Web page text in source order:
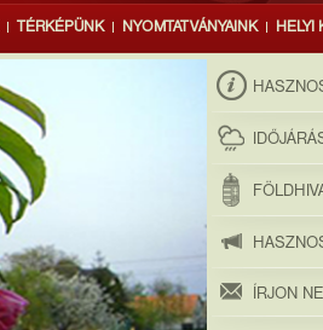
TÉRKÉPÜNK NYOMTATVÁNYAINK HELYI
ÍRJON